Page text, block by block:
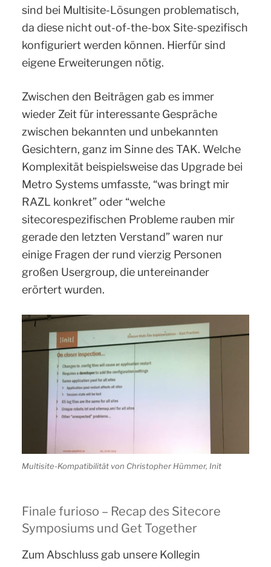
sind bei Multisite-Lösungen problematisch,
da diese nicht out-of-the-box Site-spezifisch
konfiguriert werden können. Hierfür sind
eigene Erweiterungen nötig.
Zwischen den Beiträgen gab es immer
wieder Zeit für interessante Gespräche
zwischen bekannten und unbekannten
Gesichtern, ganz im Sinne des TAK. Welche
Komplexität beispielsweise das Upgrade bei
Metro Systems umfasste, “was bringt mir
RAZL konkret” oder “welche
sitecorespezifischen Probleme rauben mir
gerade den letzten Verstand” waren nur
einige Fragen der rund vierzig Personen
großen Usergroup, die untereinander
erörtert wurden.
Multisite-Kompatibilität von Christopher Hümmer, Init
Finale furioso – Recap des Sitecore
Symposiums und Get Together
Zum Abschluss gab unsere Kollegin